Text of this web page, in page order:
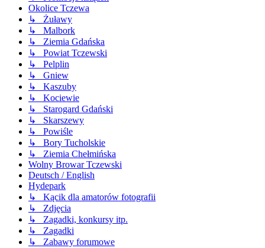
Okolice Tczewa
↳ Żuławy
↳ Malbork
↳ Ziemia Gdańska
↳ Powiat Tczewski
↳ Pelplin
↳ Gniew
↳ Kaszuby
↳ Kociewie
↳ Starogard Gdański
↳ Skarszewy
↳ Powiśle
↳ Bory Tucholskie
↳ Ziemia Chełmińska
Wolny Browar Tczewski
Deutsch / English
Hydepark
↳ Kącik dla amatorów fotografii
↳ Zdjęcia
↳ Zagadki, konkursy itp.
↳ Zagadki
↳ Zabawy forumowe